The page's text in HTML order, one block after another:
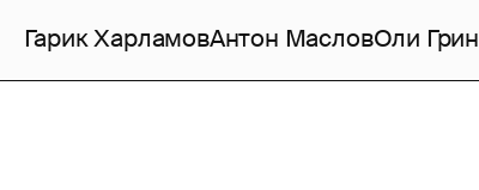
Гарик ХарламовАнтон МасловОли Грин